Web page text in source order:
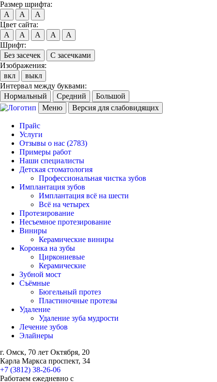
Размер шрифта:
A
A
A
Цвет сайта:
A
A A A
A
Шрифт:
Без засечек
С засечками
Изображения:
вкл
выкл
Интервал между буквами:
Нормальный
Средний
Большой
Меню
Версия для слабовидящих
Прайс
Услуги
Отзывы о нас (2783)
Примеры работ
Наши специалисты
Детская стоматология
Профессиональная чистка зубов
Имплантация зубов
Имплантация всё на шести
Всё на четырех
Протезирование
Несъемное протезирование
Виниры
Керамические виниры
Коронка на зубы
Циркониевые
Керамические
Зубной мост
Съёмные
Бюгельный протез
Пластиночные протезы
Удаление
Удаление зуба мудрости
Лечение зубов
Элайнеры
г. Омск, 70 лет Октября, 20
Карла Маркса проспект, 34
+7 (3812) 38-26-06
Работаем ежедневно с